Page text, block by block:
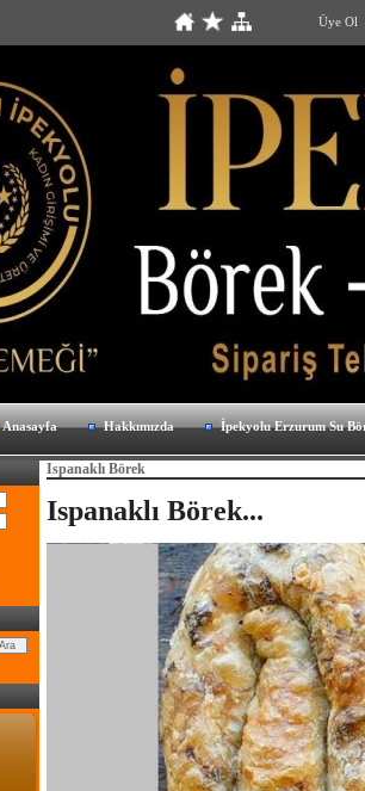
Üye Ol
Anasayfa Hakkımızda İpekyolu Erzurum Su
Ispanaklı Börek
Ispanaklı Börek...